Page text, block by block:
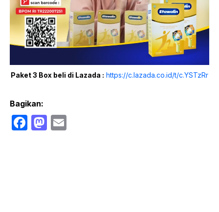
Paket 3 Box beli di Lazada : https://c.lazada.co.id/t/c.YSTzRr
Bagikan:
F
M